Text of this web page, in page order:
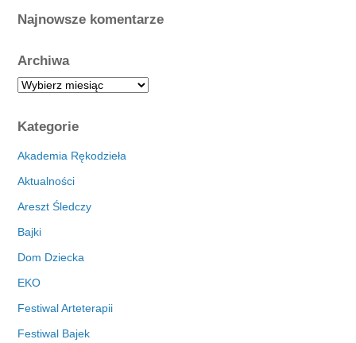
Najnowsze komentarze
Archiwa
A
h
i
a
Kategorie
Akademia Rękodzieła
Aktualności
Areszt Śledczy
Bajki
Dom Dziecka
EKO
Festiwal Arteterapii
Festiwal Bajek